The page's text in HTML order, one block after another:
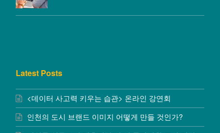
Latest Posts
<데이터 사고력 키우는 습관> 온라인 강연회
인천의 도시 브랜드 이미지 어떻게 만들 것인가?